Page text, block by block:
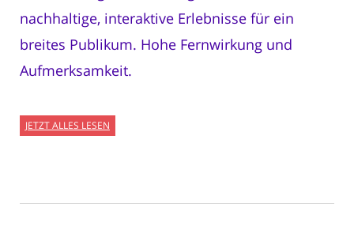
nachhaltige, interaktive Erlebnisse für ein
breites Publikum. Hohe Fernwirkung und
Aufmerksamkeit.
JETZT ALLES LESEN